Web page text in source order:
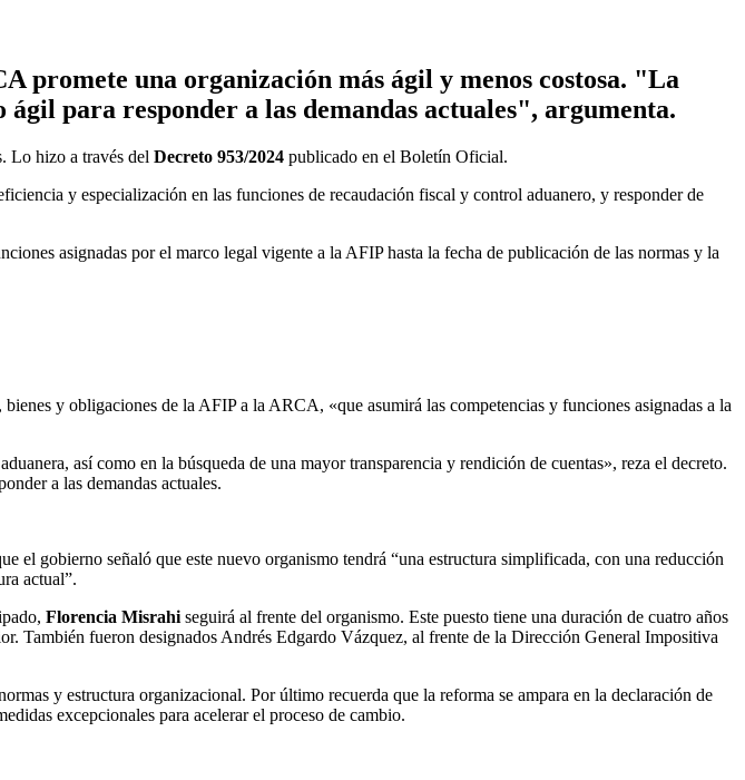
promete una organización más ágil y menos costosa. "La
para responder a las demandas actuales", argumenta.
Lo hizo a través del Decreto 953/2024 publicado en el Boletín Oficial.
y especialización en las funciones de recaudación fiscal y control aduanero, y responder de
asignadas por el marco legal vigente a la AFIP hasta la fecha de publicación de las normas y la
y obligaciones de la AFIP a la ARCA, «que asumirá las competencias y funciones asignadas a la
así como en la búsqueda de una mayor transparencia y rendición de cuentas», reza el decreto.
a las demandas actuales.
el gobierno señaló que este nuevo organismo tendrá “una estructura simplificada, con una reducción
actual”.
Florencia Misrahi seguirá al frente del organismo. Este puesto tiene una duración de cuatro años
También fueron designados Andrés Edgardo Vázquez, al frente de la Dirección General Impositiva
y estructura organizacional. Por último recuerda que la reforma se ampara en la declaración de
excepcionales para acelerar el proceso de cambio.